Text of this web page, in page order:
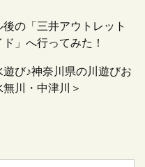
の「三井アウトレット
」へ行ってみた！
び♪神奈川県の川遊びお
川・中津川＞